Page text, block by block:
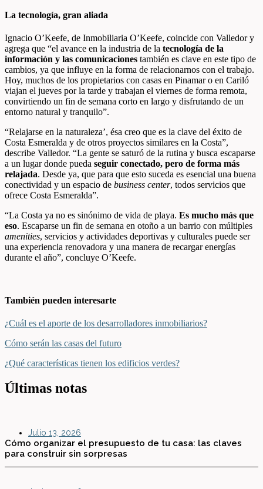
La tecnología, gran aliada
Ignacio O’Keefe, de Inmobiliaria O’Keefe, coincide con Valledor y
agrega que “el avance en la industria de la tecnología de la
información y las comunicaciones también es clave en este tipo de
cambios, ya que influye en la forma de relacionarnos con el trabajo.
Hoy, muchos de los propietarios con casas en Pinamar o en Cariló
viajan el jueves por la tarde y trabajan el viernes de forma remota,
convirtiendo un fin de semana corto en largo y disfrutando de un
entorno natural y tranquilo”.
“Relajarse en la naturaleza’, ésa creo que es la clave del éxito de
Costa Esmeralda y de otros proyectos similares en la Costa”,
describe Valledor. “La gente se saturó de la rutina y busca escaparse
a un lugar donde pueda seguir conectado, pero de forma más
relajada. Desde ya, que para que esto suceda es esencial una buena
conectividad y un espacio de business center, todos servicios que
ofrece Costa Esmeralda”.
“La Costa ya no es sinónimo de vida de playa. Es mucho más que
eso. Escaparse un fin de semana en otoño a un barrio con múltiples
amenities, servicios y actividades deportivas y culturales puede ser
una experiencia renovadora y una manera de recargar energías
durante el año”, concluye O’Keefe.
También pueden interesarte
¿Cuál es el aporte de los desarrolladores inmobiliarios?
Cómo serán las casas del futuro
¿Qué características tienen los edificios verdes?
Últimas notas
Julio 13, 2026
Cómo organizar el presupuesto de tu casa: las claves
para construir sin sorpresas